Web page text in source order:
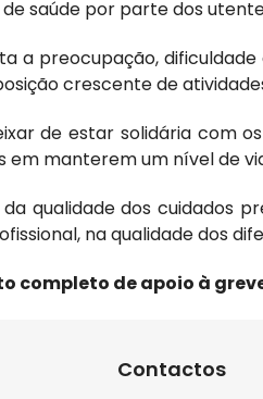
saúde por parte dos
a preocupação,
crescente de
de estar solidária com
em manterem um nível de
qualidade dos cuidados
na qualidade dos
completo de apoio à
Contactos